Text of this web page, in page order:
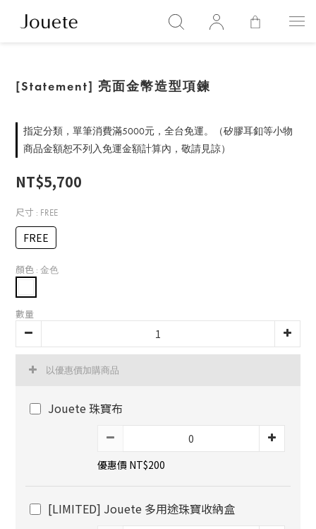
[Statement] 亮面金幣造型項鍊
指定分類，單筆消費滿5000元，全台免運。（矽膠耳釦等小物
商品金額恕不列入免運金額計算內，敬請見諒）
NT$5,700
尺寸 : FREE
FREE
顏色 : 金色
數量
以優惠價加購商品
Jouete 珠寶布
優惠價 NT$200
[LIMITED] Jouete 多用途珠寶收納盒